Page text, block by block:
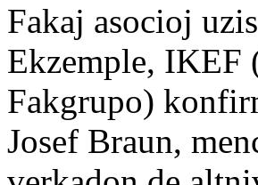
Fakaj asocioj
Ekzemple, IKEF
Fakgrupo)
Josef Braun,